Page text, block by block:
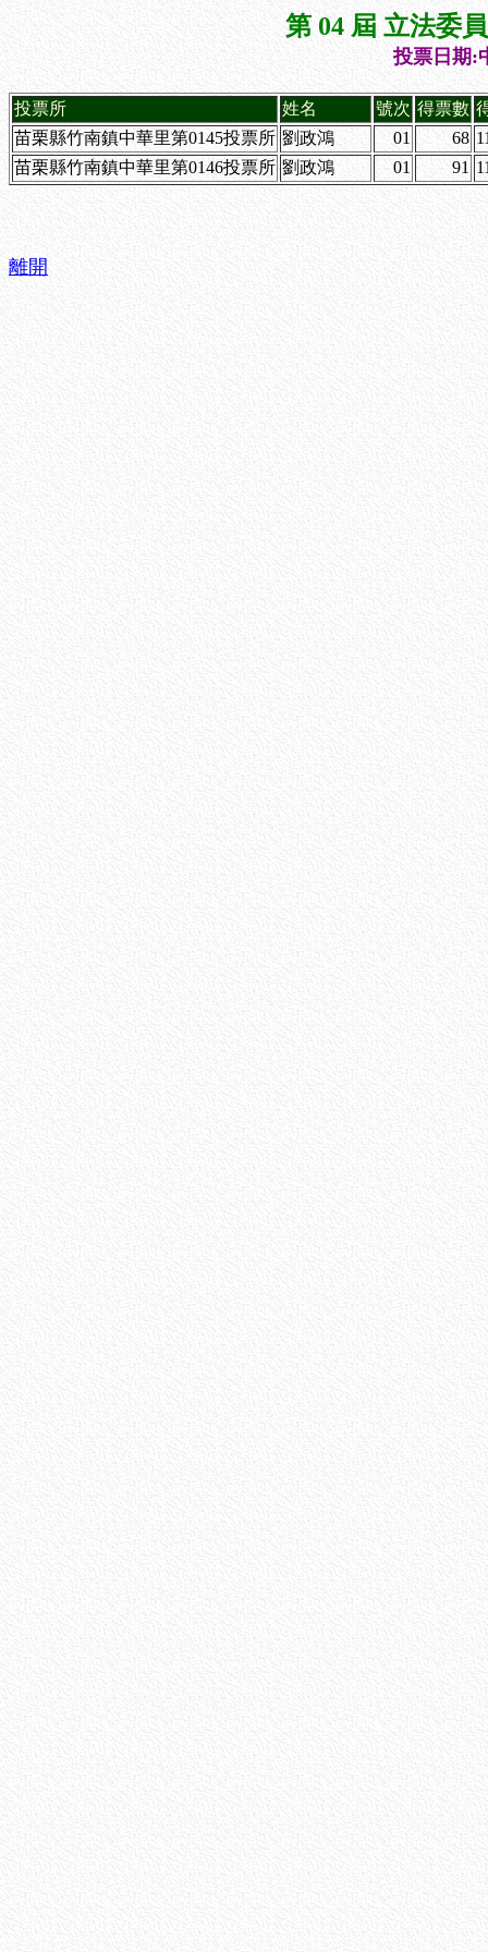
第 04 屆 立法委
投票日期:
投票所 姓名 號次 得票數
苗栗縣竹南鎮中華里第0145投票所 劉政鴻 01 68
苗栗縣竹南鎮中華里第0146投票所 劉政鴻 01 91
離開